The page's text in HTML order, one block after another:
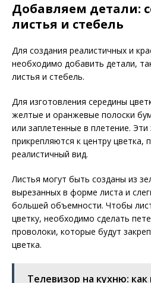
Добавляем детали:
листья и стебель
Для создания реалистичных и
необходимо добавить детали,
листья и стебель.
Для изготовления середины
желтые и оранжевые полоски
или заплетенные в плетение.
прикрепляются к центру цветка,
реалистичный вид.
Листья могут быть созданы из
вырезанных в форме листа и
большей объемности. Чтобы
цветку, необходимо сделать
проволоки, которые будут
цветка.
Телевизор на кухню: